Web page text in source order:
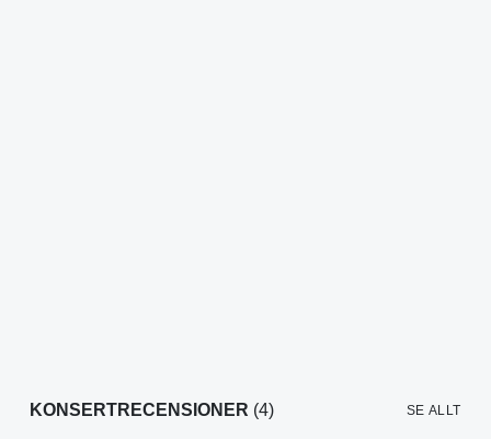
KONSERTRECENSIONER (4) SE ALLT